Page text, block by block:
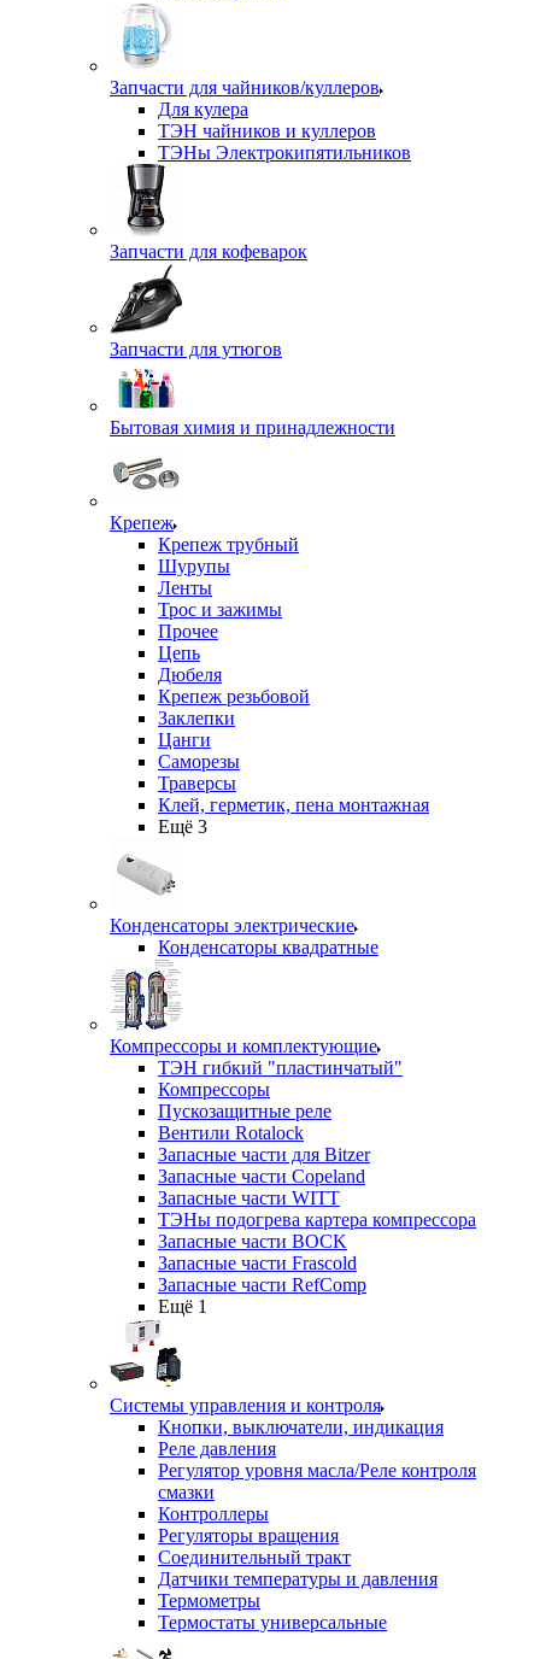
Запчасти для чайников/куллеров
Для кулера
ТЭН чайников и куллеров
ТЭНы Электрокипятильников
Запчасти для кофеварок
Запчасти для утюгов
Бытовая химия и принадлежности
Крепеж
Крепеж трубный
Шурупы
Ленты
Трос и зажимы
Прочее
Цепь
Дюбеля
Крепеж резьбовой
Заклепки
Цанги
Саморезы
Траверсы
Клей, герметик, пена монтажная
Ещё 3
Конденсаторы электрические
Конденсаторы квадратные
Компрессоры и комплектующие
ТЭН гибкий "пластинчатый"
Компрессоры
Пускозащитные реле
Вентили Rotalock
Запасные части для Bitzer
Запасные части Copeland
Запасные части WITT
ТЭНы подогрева картера компрессора
Запасные части BOCK
Запасные части Frascold
Запасные части RefComp
Ещё 1
Системы управления и контроля
Кнопки, выключатели, индикация
Реле давления
Регулятор уровня масла/Реле контроля
смазки
Контроллеры
Регуляторы вращения
Соединительный тракт
Датчики температуры и давления
Термометры
Термостаты универсальные